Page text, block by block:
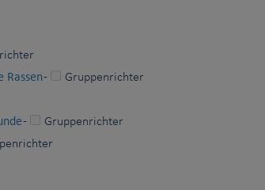
Rassen- Gruppenrichter
- Gruppenrichter